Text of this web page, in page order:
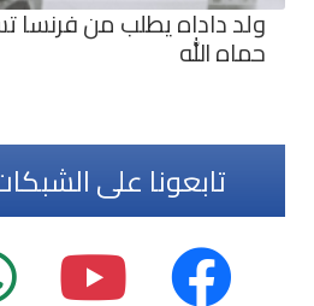
ولد داداه يطلب من فرنسا
حماه الله
تابعونا على